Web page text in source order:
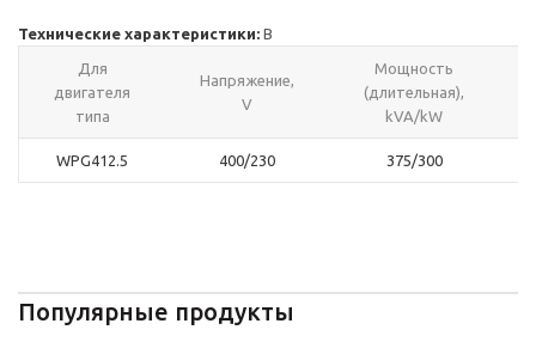
Технические характеристики: В
Для
двигателя
типа
Напряжение,
V
Мощность
(длительная),
kVA/kW
WPG412.5 400/230 375/300
Популярные продукты